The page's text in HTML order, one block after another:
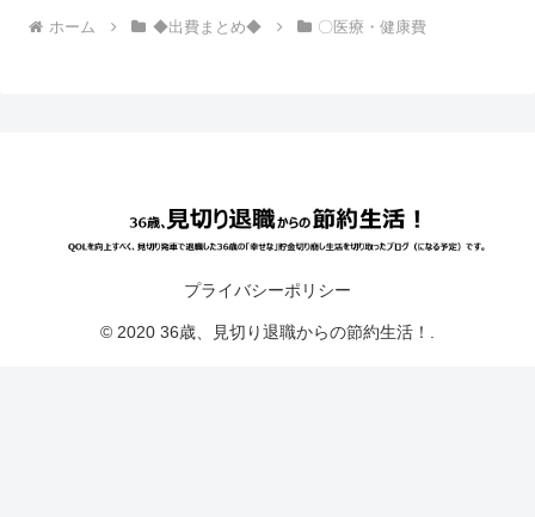
ホーム ◆出費まとめ◆ 〇医療・健康費
プライバシーポリシー
© 2020 36歳、見切り退職からの節約生活！.